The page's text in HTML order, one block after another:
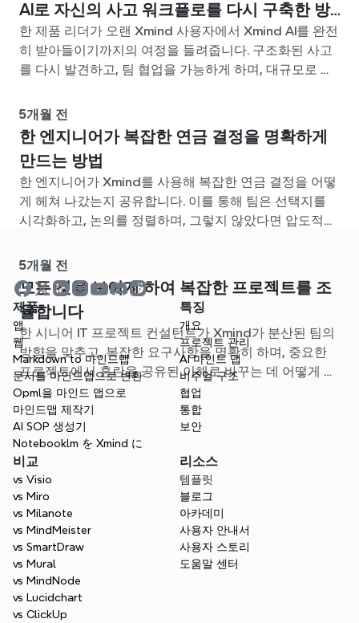
AI로 자신의 사고 워크플로를 다시 구축한 방
법
한 제품 리더가 오랜 Xmind 사용자에서 Xmind AI를 완전
히 받아들이기까지의 여정을 들려줍니다. 구조화된 사고
를 다시 발견하고, 팀 협업을 가능하게 하며, 대규모로 아
과정입니다.
5개월 전
한 엔지니어가 복잡한 연금 결정을 명확하게
만드는 방법
한 엔지니어가 Xmind를 사용해 복잡한 연금 결정을 어떻
게 헤쳐 나갔는지 공유합니다. 이를 통해 팀은 선택지를
시각화하고, 논의를 정렬하며, 그렇지 않았다면 압도적이
5개월 전
모든 것을 보이게 하여 복잡한 프로젝트를 조
율합니다
한 시니어 IT 프로젝트 컨설턴트가 Xmind가 분산된 팀의
방향을 맞추고, 복잡한 요구사항을 명확히 하며, 중요한
프로젝트에서 혼란을 공유된 이해로 바꾸는 데 어떻게 도
움이 되었는지 이야기합니다.
제품
앱
웹
Markdown to 마인드맵
문서를 마인드맵으로 변환
Opml을 마인드 맵으로
마인드맵 제작기
AI SOP 생성기
Notebooklm を Xmind に
특징
개요
프로젝트 관리
AI 마인드 맵
비주얼 구조
협업
통합
보안
비교
vs Visio
vs Miro
vs Milanote
vs MindMeister
vs SmartDraw
vs Mural
vs MindNode
vs Lucidchart
vs ClickUp
리소스
템플릿
블로그
아카데미
사용자 안내서
사용자 스토리
도움말 센터